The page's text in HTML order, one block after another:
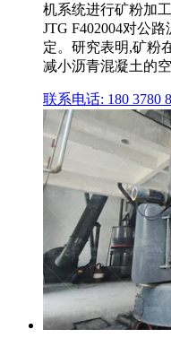
机系统进行矿粉加
JTG F402004对公
定。研究表明,矿粉
减小沥青混凝土的
联系电话: 180 3780